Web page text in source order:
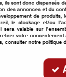
Purée de
Soyez le
€
ils sont donc dispensés
des annonces et du
de produits,
le stockage et/ou
valable sur
votre
consulter notre politique